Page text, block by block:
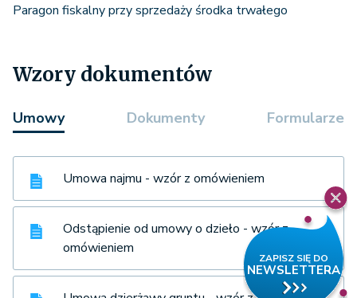
Paragon fiskalny przy sprzedaży środka trwałego
Wzory dokumentów
Umowy Dokumenty Formularze
Umowa najmu - wzór z omówieniem
Odstąpienie od umowy o dzieło - wzór z
omówieniem